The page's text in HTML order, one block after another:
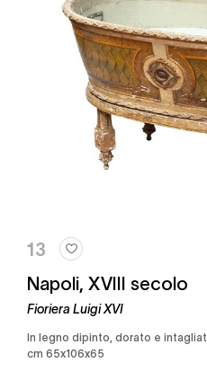
13
Napoli, XVIII secolo
Fioriera Luigi XVI
in legno dipinto, dorato e
cm 65x106x65